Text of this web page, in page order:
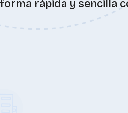
rápida y sencilla